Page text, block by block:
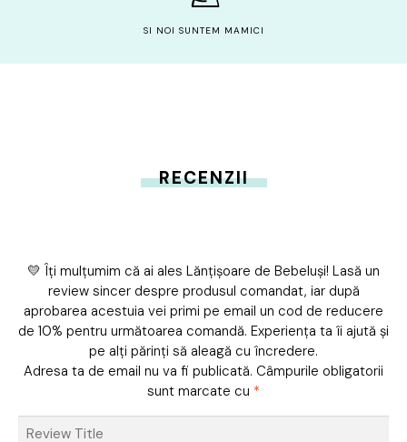
SI NOI SUNTEM MAMICI
RECENZII
💛 Îți mulțumim că ai ales Lănțișoare de Bebeluși! Lasă un
review sincer despre produsul comandat, iar după
aprobarea acestuia vei primi pe email un cod de reducere
de 10% pentru următoarea comandă. Experiența ta îi ajută și
pe alți părinți să aleagă cu încredere.
Adresa ta de email nu va fi publicată. Câmpurile obligatorii
sunt marcate cu *